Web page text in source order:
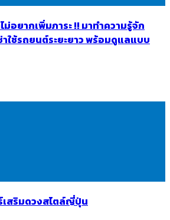
ม่อยากเพิ่มภาระ !! มาทำความรู้จัก
าใช้รถยนต์ระยะยาว พร้อมดูแลแบบ
เสริมดวงสไตล์ญี่ปุ่น